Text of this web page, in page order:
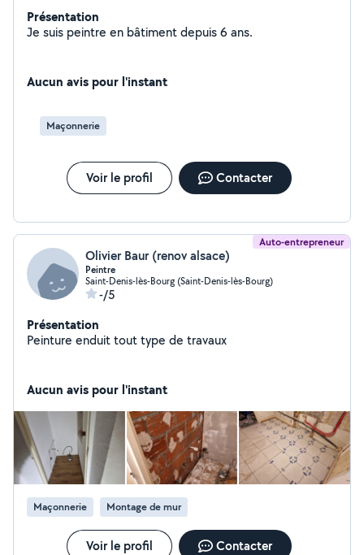
Présentation
Je suis peintre en bâtiment depuis 6 ans.
Aucun avis pour l'instant
Maçonnerie
Voir le profil Contacter
Auto-entrepreneur
Olivier Baur (renov alsace)
Peintre
Saint-Denis-lès-Bourg (Saint-Denis-lès-Bourg)
-/5
Présentation
Peinture enduit tout type de travaux
Aucun avis pour l'instant
Maçonnerie Montage de mur
Voir le profil Contacter